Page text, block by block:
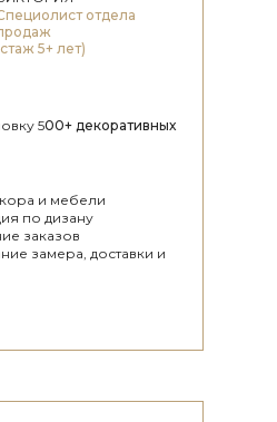
отдела
5+ лет)
500+ декоративных
и мебели
по дизану
заказов
замера, доставки и